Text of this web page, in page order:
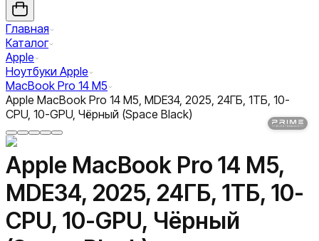
Главная
Каталог
Apple
Ноутбуки Apple
MacBook Pro 14 M5
Apple MacBook Pro 14 M5, MDE34, 2025, 24ГБ, 1ТБ, 10-
CPU, 10-GPU, Чёрный (Space Black)
Apple MacBook Pro 14 M5,
MDE34, 2025, 24ГБ, 1ТБ, 10-
CPU, 10-GPU, Чёрный